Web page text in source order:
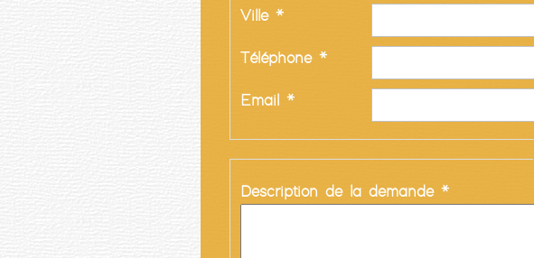
Ville *
Téléphone *
Email *
Description de la demande *